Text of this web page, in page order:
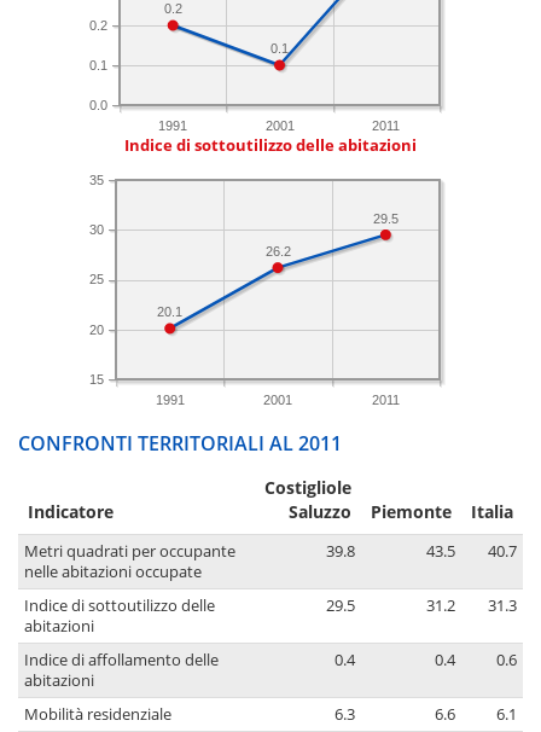
1991 2001 2011
0.0
0.1
0.2
0.1
0.2
Indice di sottoutilizzo delle abitazioni
1991 2001 2011
15
20
25
30
35
29.5
26.2
20.1
CONFRONTI TERRITORIALI AL 2011
Indicatore
Costigliole
Saluzzo
Piemonte Italia
Metri quadrati per occupante
nelle abitazioni occupate
39.8 43.5 40.7
Indice di sottoutilizzo delle
abitazioni
29.5 31.2 31.3
Indice di affollamento delle
abitazioni
0.4 0.4 0.6
Mobilità residenziale 6.3 6.6 6.1